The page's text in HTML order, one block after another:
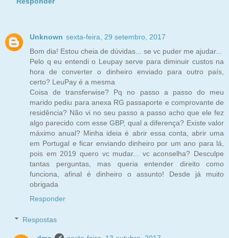
Unknown sexta-feira, 29 setembro, 2017
Bom dia! Estou cheia de dúvidas... se vc puder me ajudar...
Pelo q eu entendi o Leupay serve para diminuir custos na
hora de converter o dinheiro enviado para outro país,
certo? LeuPay é a mesma
Coisa de transferwise? Pq no passo a passo do meu
marido pediu para anexa RG passaporte e comprovante de
residência? Não vi no seu passo a passo acho que ele fez
algo parecido com esse GBP, qual a diferença? Existe valor
máximo anual? Minha ideia é abrir essa conta, abrir uma
em Portugal e ficar enviando dinheiro por um ano para lá,
pois em 2019 quero vc mudar... vc aconselha? Desculpe
tantas perguntas, mas queria entender direito como
funciona, afinal é dinheiro o assunto! Desde já muito
obrigada
Responder
Respostas